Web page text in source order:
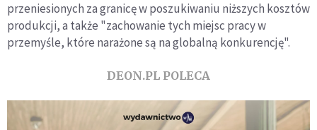
przeniesionych za granicę w poszukiwaniu niższych kosztów
produkcji, a także "zachowanie tych miejsc pracy w
przemyśle, które narażone są na globalną konkurencję".
DEON.PL POLECA